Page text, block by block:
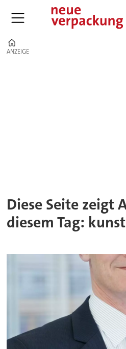
ANZEIGE
ANZEIGE
Diese Seite zeigt
diesem Tag: